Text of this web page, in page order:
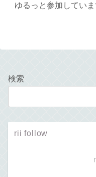
ゆるっと参加してい
検索
rii follow